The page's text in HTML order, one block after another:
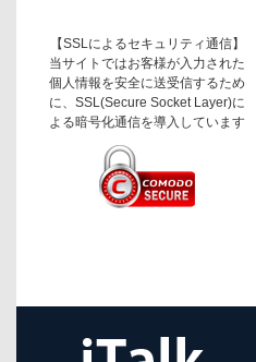
【SSLによるセキュリティ通信】
当サイトではお客様が入力された
個人情報を安全に送受信するため
に、SSL(Secure Socket Layer)に
よる暗号化通信を導入しています